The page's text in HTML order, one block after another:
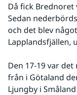
Då fick
Sedan
och det blev
Lapplandsfjällen,
Den 17-19 var
från i Götaland
Ljungby i